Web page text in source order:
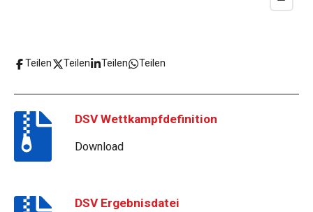
Teilen Teilen Teilen Teilen
DSV Wettkampfdefinition
Download
DSV Ergebnisdatei